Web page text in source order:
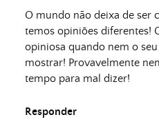
O mundo não deixa de ser
temos opiniões diferentes!
opiniosa quando nem o
mostrar! Provavelmente
tempo para mal dizer!
Responder